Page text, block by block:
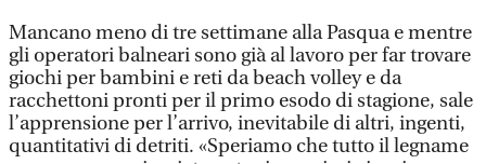
Mancano meno di tre settimane alla Pasqua e mentre
gli operatori balneari sono già al lavoro per far trovare
giochi per bambini e reti da beach volley e da
racchettoni pronti per il primo esodo di stagione, sale
l’apprensione per l’arrivo, inevitabile di altri, ingenti,
quantitativi di detriti. «Speriamo che tutto il legname